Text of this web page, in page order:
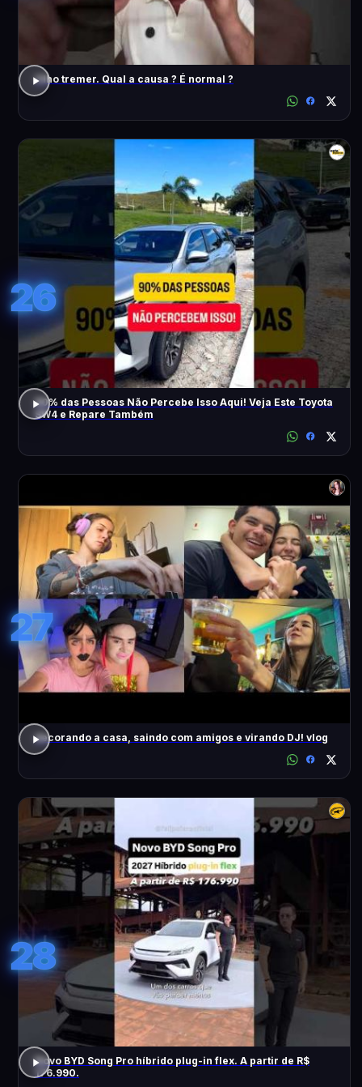
Olho tremer. Qual a causa ? É normal ?
26
90% das Pessoas Não Percebe Isso Aqui! Veja Este Toyota
SW4 e Repare Também
27
decorando a casa, saindo com amigos e virando DJ! vlog
28
Novo BYD Song Pro híbrido plug-in flex. A partir de R$
176.990.